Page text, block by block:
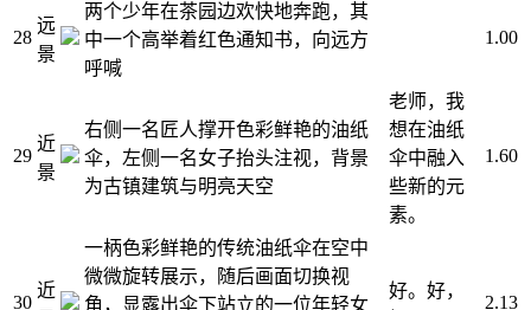
28
远
景
两个少年在茶园边欢快地奔跑，其
中一个高举着红色通知书，向远方
呼喊
1.00
29
近
景
右侧一名匠人撑开色彩鲜艳的油纸
伞，左侧一名女子抬头注视，背景
为古镇建筑与明亮天空
老师，我
想在油纸
伞中融入
些新的元
素。
1.60
30
近
一柄色彩鲜艳的传统油纸伞在空中
微微旋转展示，随后画面切换视
角，显露出伞下站立的一位年轻女
好。好，
2.13